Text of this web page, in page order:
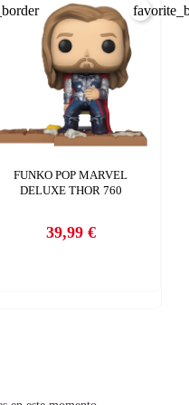
FUNKO POP MARVEL
DELUXE THOR 760
Precio
39,99 €
DE DESEOS
SESIÓN